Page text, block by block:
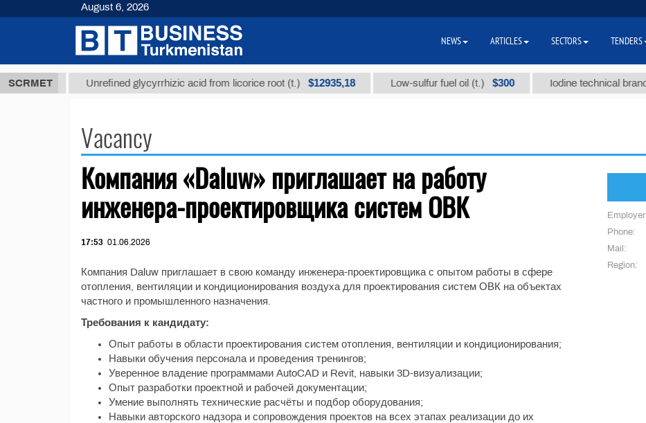
SCRMET
ТМТ Unrefined glycyrrhizic acid from licorice root (t.) $12935,18 Low-sulfur fuel oil (t.) $300 Iodine technical brand
Vacancy
Компания «Daluw» приглашает на работу
инженера-проектировщика систем ОВК
17:53 01.06.2026
Компания Daluw приглашает в свою команду инженера-проектировщика с опытом работы в сфере
отопления, вентиляции и кондиционирования воздуха для проектирования систем ОВК на объектах
частного и промышленного назначения.
Требования к кандидату:
Опыт работы в области проектирования систем отопления, вентиляции и кондиционирования;
Навыки обучения персонала и проведения тренингов;
Уверенное владение программами AutoCAD и Revit, навыки 3D-визуализации;
Опыт разработки проектной и рабочей документации;
Умение выполнять технические расчёты и подбор оборудования;
Навыки авторского надзора и сопровождения проектов на всех этапах реализации до их
Phone:
Mail:
Region:
August 6, 2026
NEWS ARTICLES SECTORS TENDERS